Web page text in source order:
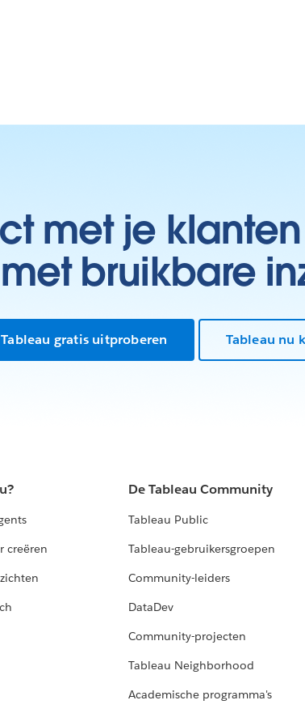
met je
bruikbare
Tableau gratis uitproberen Tableau nu
creëren
De Tableau Community
Tableau Public
Tableau-gebruikersgroepen
Community-leiders
DataDev
Community-projecten
Tableau Neighborhood
Academische programma's